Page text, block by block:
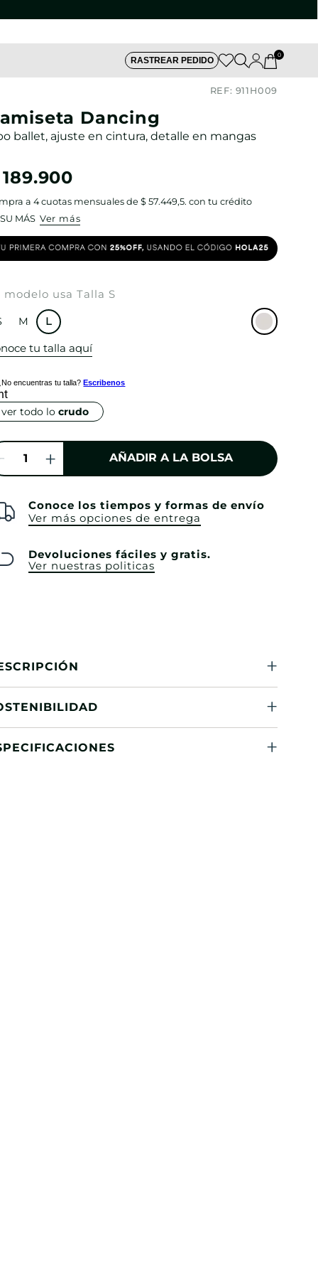
RASTREAR PEDIDO
0
REF: 911H009
Dancing
ballet, ajuste en cintura, detalle en mangas
189.900
a 4cuotas mensuales de $ 57.449,5. con tu crédito
Ver más
modelo usa Talla S
M L
tu talla aquí
encuentras tu talla?Escribenos
ver todo lo crudo
AÑADIR A LA BOLSA
Conoce los tiempos y formas de envío
Ver más opciones de entrega
Devoluciones fáciles y gratis.
Ver nuestras politicas